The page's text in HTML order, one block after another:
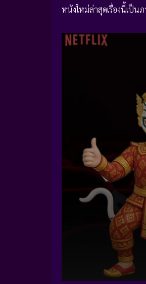
หนังใหม่ล่าสุดเรื่องนี้เป็